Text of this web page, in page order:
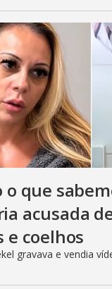
o que
acusada
coelhos
gravava e vendia